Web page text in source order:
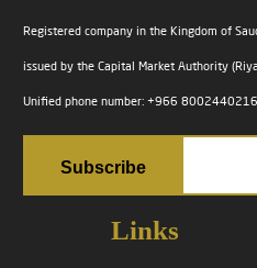
Registered company in the Kingdom of
issued by the Capital Market Authority
Unified phone number: +966
Links